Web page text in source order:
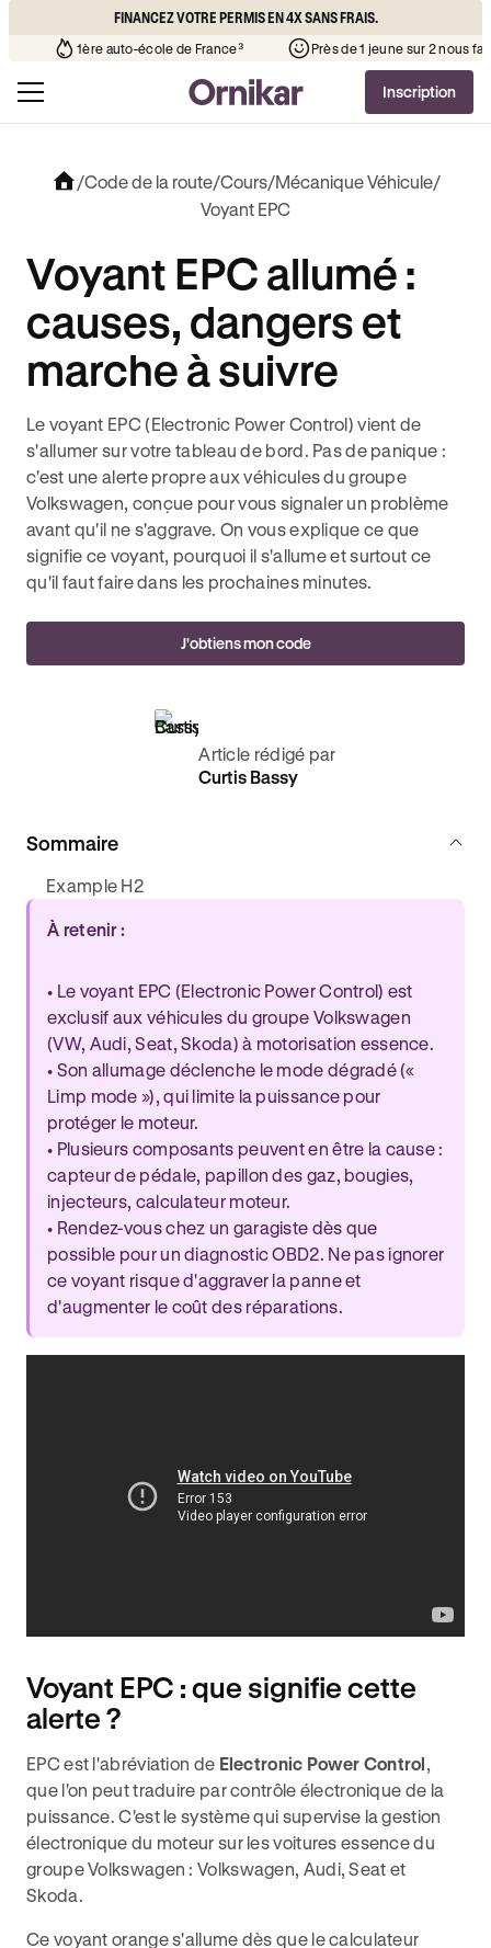
FINANCEZ VOTRE PERMIS EN 4X SANS FRAIS.
de votre quartier¹ 1ère auto-école de France³ Près de 1
Inscription
/Code de la route/Cours/Mécanique Véhicule/
Voyant EPC
Voyant EPC allumé :
causes, dangers et
marche à suivre
Le voyant EPC (Electronic Power Control) vient de
s'allumer sur votre tableau de bord. Pas de panique :
c'est une alerte propre aux véhicules du groupe
Volkswagen, conçue pour vous signaler un problème
avant qu'il ne s'aggrave. On vous explique ce que
signifie ce voyant, pourquoi il s'allume et surtout ce
qu'il faut faire dans les prochaines minutes.
J'obtiens mon code
Article rédigé par
Curtis Bassy
Sommaire
Example H2
À retenir :
• Le voyant EPC (Electronic Power Control) est
exclusif aux véhicules du groupe Volkswagen
(VW, Audi, Seat, Skoda) à motorisation essence.
• Son allumage déclenche le mode dégradé («
Limp mode »), qui limite la puissance pour
protéger le moteur.
• Plusieurs composants peuvent en être la cause :
capteur de pédale, papillon des gaz, bougies,
injecteurs, calculateur moteur.
• Rendez-vous chez un garagiste dès que
possible pour un diagnostic OBD2. Ne pas ignorer
ce voyant risque d'aggraver la panne et
d'augmenter le coût des réparations.
Voyant EPC : que signifie cette
alerte ?
EPC est l'abréviation de Electronic Power Control,
que l'on peut traduire par contrôle électronique de la
puissance. C'est le système qui supervise la gestion
électronique du moteur sur les voitures essence du
groupe Volkswagen : Volkswagen, Audi, Seat et
Skoda.
Ce voyant orange s'allume dès que le calculateur